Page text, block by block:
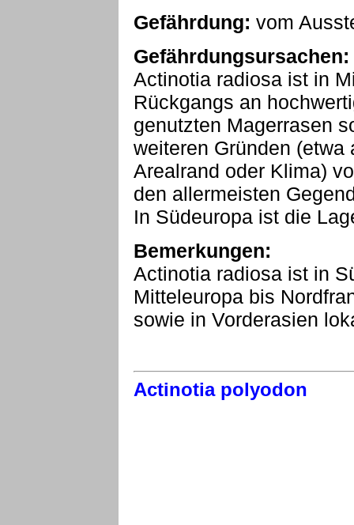
Gefährdung: vom
Gefährdungsursachen:
Actinotia radiosa ist in
Rückgangs an
genutzten Magerrasen
weiteren Gründen
Arealrand oder Klima)
den allermeisten
In Südeuropa ist die
Bemerkungen:
Actinotia radiosa ist in
Mitteleuropa bis
sowie in Vorderasien
Actinotia polyodon